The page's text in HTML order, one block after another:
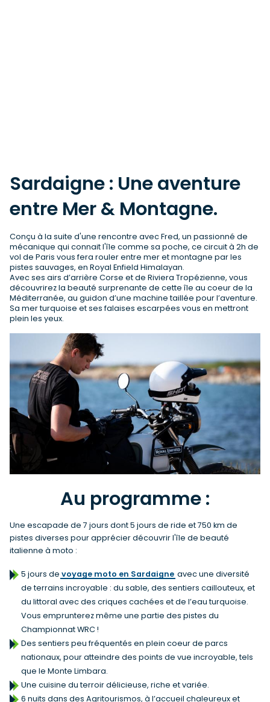
Sardaigne : Une aventure
entre Mer & Montagne.
Conçu à la suite d'une rencontre avec Fred, un passionné de
mécanique qui connait l'île comme sa poche, ce circuit à 2h de
vol de Paris vous fera rouler entre mer et montagne par les
pistes sauvages, en Royal Enfield Himalayan.
Avec ses airs d’arrière Corse et de Riviera Tropézienne, vous
découvrirez la beauté surprenante de cette île au coeur de la
Méditerranée, au guidon d’une machine taillée pour l’aventure.
Sa mer turquoise et ses falaises escarpées vous en mettront
plein les yeux.
Au programme :
Une escapade de 7 jours dont 5 jours de ride et 750 km de
pistes diverses pour apprécier découvrir l'île de beauté
italienne à moto :
5 jours devoyage moto en Sardaigne avec une diversité
de terrains incroyable : du sable, des sentiers caillouteux, et
du littoral avec des criques cachées et de l’eau turquoise.
Vous emprunterez même une partie des pistes du
Championnat WRC !
Des sentiers peu fréquentés en plein coeur de parcs
nationaux, pour atteindre des points de vue incroyable, tels
que le Monte Limbara.
Une cuisine du terroir délicieuse, riche et variée.
6 nuits dans des Agritourismos, à l’accueil chaleureux et